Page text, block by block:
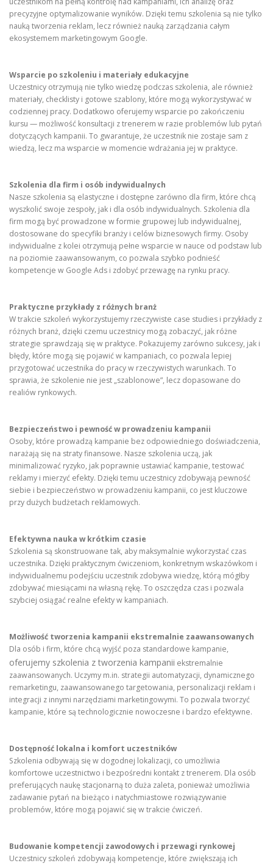
precyzyjne optymalizowanie wyników. Dzięki temu szkolenia są nie tylko
nauką tworzenia reklam, lecz również nauką zarządzania całym
ekosystemem marketingowym Google.
Wsparcie po szkoleniu i materiały edukacyjne
Uczestnicy otrzymują nie tylko wiedzę podczas szkolenia, ale również
materiały, checklisty i gotowe szablony, które mogą wykorzystywać w
codziennej pracy. Dodatkowo oferujemy wsparcie po zakończeniu
kursu — możliwość konsultacji z trenerem w razie problemów lub pytań
dotyczących kampanii. To gwarantuje, że uczestnik nie zostaje sam z
wiedzą, lecz ma wsparcie w momencie wdrażania jej w praktyce.
Szkolenia dla firm i osób indywidualnych
Nasze szkolenia są elastyczne i dostępne zarówno dla firm, które chcą
wyszkolić swoje zespoły, jak i dla osób indywidualnych. Szkolenia dla
firm mogą być prowadzone w formie grupowej lub indywidualnej,
dostosowane do specyfiki branży i celów biznesowych firmy. Osoby
indywidualne z kolei otrzymują pełne wsparcie w nauce od podstaw lub
na poziomie zaawansowanym, co pozwala szybko podnieść
kompetencje w Google Ads i zdobyć przewagę na rynku pracy.
Praktyczne przykłady z różnych branż
W trakcie szkoleń wykorzystujemy rzeczywiste case studies i przykłady z
różnych branż, dzięki czemu uczestnicy mogą zobaczyć, jak różne
strategie sprawdzają się w praktyce. Pokazujemy zarówno sukcesy, jak i
błędy, które mogą się pojawić w kampaniach, co pozwala lepiej
przygotować uczestnika do pracy w rzeczywistych warunkach. To
sprawia, że szkolenie nie jest „szablonowe”, lecz dopasowane do
realiów rynkowych.
Bezpieczeństwo i pewność w prowadzeniu kampanii
Osoby, które prowadzą kampanie bez odpowiedniego doświadczenia,
narażają się na straty finansowe. Nasze szkolenia uczą, jak
minimalizować ryzyko, jak poprawnie ustawiać kampanie, testować
reklamy i mierzyć efekty. Dzięki temu uczestnicy zdobywają pewność
siebie i bezpieczeństwo w prowadzeniu kampanii, co jest kluczowe
przy dużych budżetach reklamowych.
Efektywna nauka w krótkim czasie
Szkolenia są skonstruowane tak, aby maksymalnie wykorzystać czas
uczestnika. Dzięki praktycznym ćwiczeniom, konkretnym wskazówkom i
indywidualnemu podejściu uczestnik zdobywa wiedzę, którą mógłby
zdobywać miesiącami na własną rękę. To oszczędza czas i pozwala
szybciej osiągać realne efekty w kampaniach.
Możliwość tworzenia kampanii ekstremalnie zaawansowanych
Dla osób i firm, które chcą wyjść poza standardowe kampanie,
oferujemy szkolenia z tworzenia kampanii ekstremalnie
zaawansowanych. Uczymy m.in. strategii automatyzacji, dynamicznego
remarketingu, zaawansowanego targetowania, personalizacji reklam i
integracji z innymi narzędziami marketingowymi. To pozwala tworzyć
kampanie, które są technologicznie nowoczesne i bardzo efektywne.
Dostępność lokalna i komfort uczestników
Szkolenia odbywają się w dogodnej lokalizacji, co umożliwia
komfortowe uczestnictwo i bezpośredni kontakt z trenerem. Dla osób
preferujących naukę stacjonarną to duża zaleta, ponieważ umożliwia
zadawanie pytań na bieżąco i natychmiastowe rozwiązywanie
problemów, które mogą pojawić się w trakcie ćwiczeń.
Budowanie kompetencji zawodowych i przewagi rynkowej
Uczestnicy szkoleń zdobywają kompetencje, które zwiększają ich